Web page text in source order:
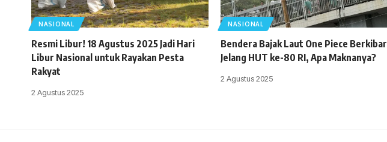
NASIONAL
Resmi Libur! 18 Agustus 2025 Jadi Hari
Libur Nasional untuk Rayakan Pesta
Rakyat
2 Agustus 2025
NASIONAL
Bendera Bajak Laut One Piece Berkibar
Jelang HUT ke-80 RI, Apa Maknanya?
2 Agustus 2025